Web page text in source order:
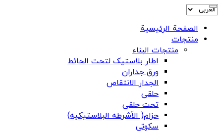
الصفحة الرئيسية
منتجات
منتجات البناء
اطار بلاستیک لتحت الحائط
ورق جداران
الجدار الانتقاص
حلقی
تحت حلقی
حزام( الاًشرطه البلاستیکیه)
سکوتی